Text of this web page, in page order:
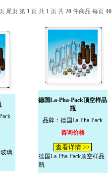
尾页 第 1 页 共 1 页 共 20 件商品 每页 40
璃
德国La-Pha-Pack顶空样品
瓶
品牌：德国La-Pha-Pack
咨询价格
查看详情 >>
德国La-Pha-Pack顶空样品
瓶